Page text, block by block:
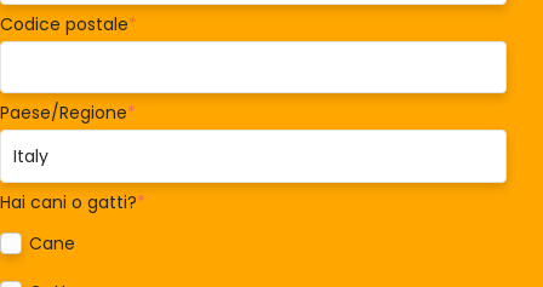
Codice postale*
Paese/Regione*
Hai cani o gatti?*
Cane